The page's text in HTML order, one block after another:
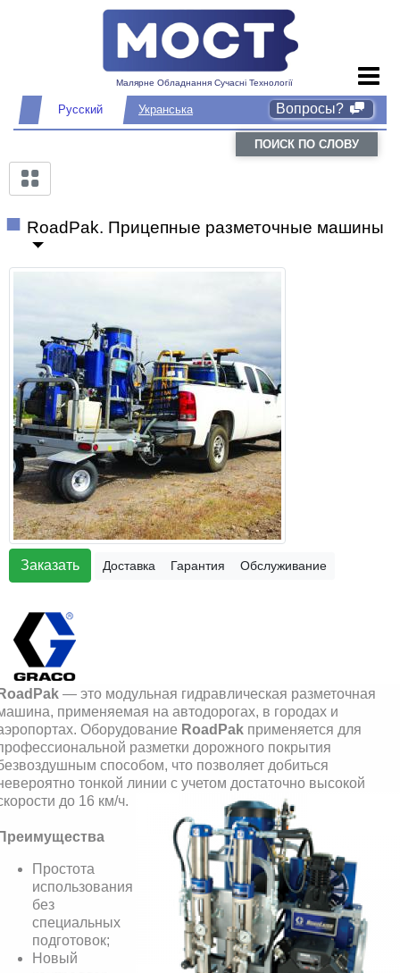
Малярне Обладнання Сучасні Технології
Русский Укранська Вопросы?
ПОИСК ПО СЛОВУ
RoadPak. Прицепные разметочные машины
Заказать Доставка Гарантия Обслуживание
— это модульная гидравлическая разметочная
применяемая на автодорогах, в городах и
Оборудование RoadPak применяется для
разметки дорожного покрытия
способом, что позволяет добиться
тонкой линии с учетом достаточно высокой
до 16 км/ч.
Простота
использования
без
специальных
подготовок;
Новый